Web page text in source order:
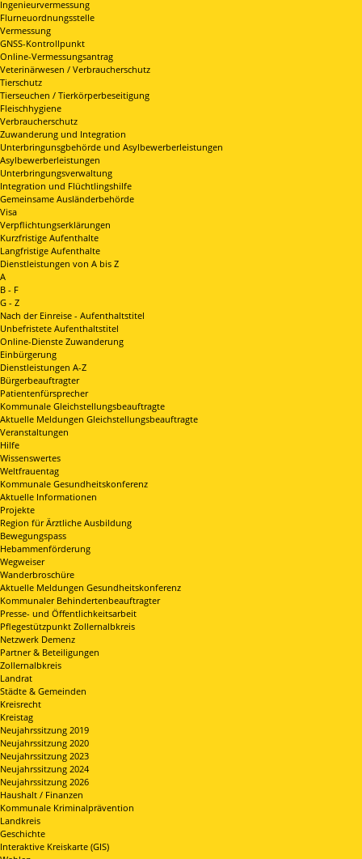
Ingenieurvermessung
Flurneuordnungsstelle
Vermessung
GNSS-Kontrollpunkt
Online-Vermessungsantrag
Veterinärwesen / Verbraucherschutz
Tierschutz
Tierseuchen / Tierkörperbeseitigung
Fleischhygiene
Verbraucherschutz
Zuwanderung und Integration
Unterbringunsgbehörde und Asylbewerberleistungen
Asylbewerberleistungen
Unterbringungsverwaltung
Integration und Flüchtlingshilfe
Gemeinsame Ausländerbehörde
Visa
Verpflichtungserklärungen
Kurzfristige Aufenthalte
Langfristige Aufenthalte
Dienstleistungen von A bis Z
A
B - F
G - Z
Nach der Einreise - Aufenthaltstitel
Unbefristete Aufenthaltstitel
Online-Dienste Zuwanderung
Einbürgerung
Dienstleistungen A-Z
Bürgerbeauftragter
Patientenfürsprecher
Kommunale Gleichstellungsbeauftragte
Aktuelle Meldungen Gleichstellungsbeauftragte
Veranstaltungen
Hilfe
Wissenswertes
Weltfrauentag
Kommunale Gesundheitskonferenz
Aktuelle Informationen
Projekte
Region für Ärztliche Ausbildung
Bewegungspass
Hebammenförderung
Wegweiser
Wanderbroschüre
Aktuelle Meldungen Gesundheitskonferenz
Kommunaler Behindertenbeauftragter
Presse- und Öffentlichkeitsarbeit
Pflegestützpunkt Zollernalbkreis
Netzwerk Demenz
Partner & Beteiligungen
Zollernalbkreis
Landrat
Städte & Gemeinden
Kreisrecht
Kreistag
Neujahrssitzung 2019
Neujahrssitzung 2020
Neujahrssitzung 2023
Neujahrssitzung 2024
Neujahrssitzung 2026
Haushalt / Finanzen
Kommunale Kriminalprävention
Landkreis
Geschichte
Interaktive Kreiskarte (GIS)